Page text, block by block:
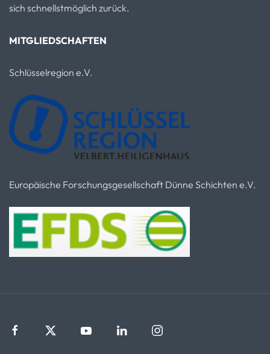
sich schnellstmöglich zurück.
MITGLIEDSCHAFTEN
Schlüsselregion e.V.
Europäische Forschungsgesellschaft Dünne Schichten e.V.